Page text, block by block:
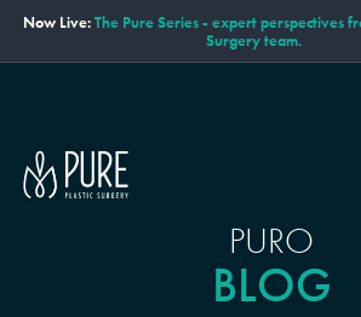
Now Live:The Pure Series - expert perspectives
Surgery team.
PURO
BLOG